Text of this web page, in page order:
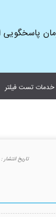
پاسخگویی از 9صبح تا 6بعد
خدمات تست فیلتر
تاريخ انتشار